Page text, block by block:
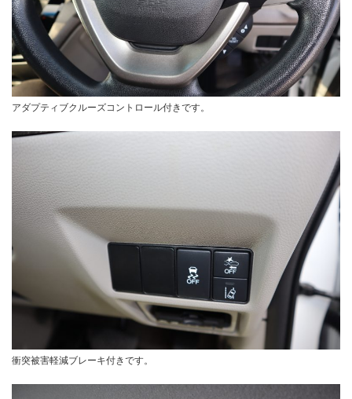
アダプティブクルーズコントロール付きです。
衝突被害軽減ブレーキ付きです。